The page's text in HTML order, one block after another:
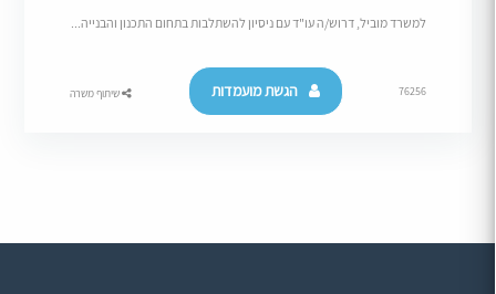
למשרד מוביל, דרוש/ה עו"ד עם ניסיון להשתלבות בתחום התכנון והבנייה...
76256 הגשת מועמדות שיתוף משרה